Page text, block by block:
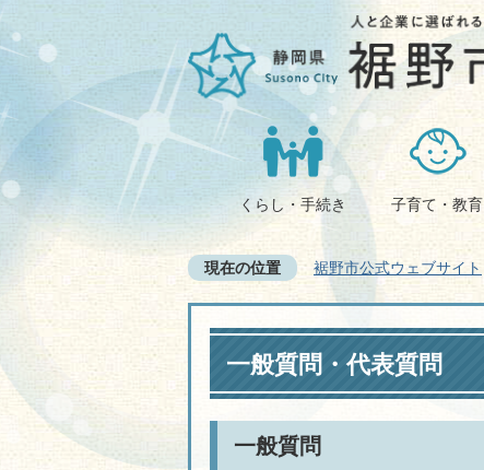
くらし・手続き 子育て・教育
現在の位置 裾野市公式ウェブサイト
一般質問・代表質問
一般質問